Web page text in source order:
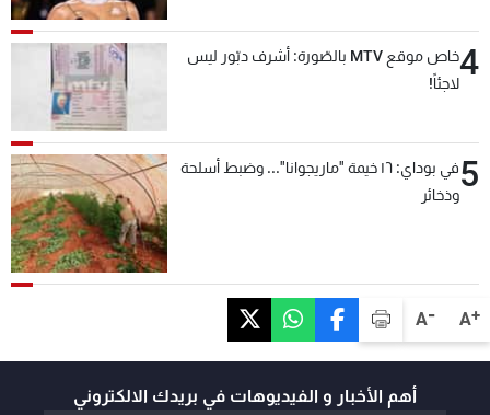
A+
A-
4
خاص موقع MTV بالصّورة: أشرف دبّور ليس
لاجئاً!
5
في بوداي: ١٦ خيمة "ماريجوانا"... وضبط أسلحة
وذخائر
أهم الأخبار و الفيديوهات في بريدك الالكتروني